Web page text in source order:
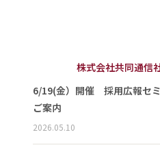
株式会社共同通信
6/19(金）開催 採用広報セ
ご案内
2026.05.10